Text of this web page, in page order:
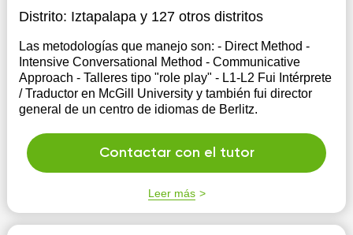
Distrito: Iztapalapay 127 otros distritos
Las metodologías que manejo son: - Direct Method -
Intensive Conversational Method - Communicative
Approach - Talleres tipo "role play" - L1-L2 Fui Intérprete
/ Traductor en McGill University y también fui director
general de un centro de idiomas de Berlitz.
Contactar con el tutor
Leer más